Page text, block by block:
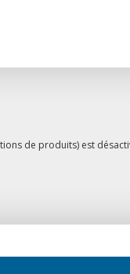
de produits) est